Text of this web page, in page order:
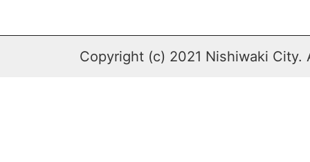
Copyright (c) 2021 Nishiwaki City.